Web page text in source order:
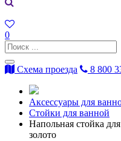
0
Схема проезда 8 800
Аксессуары для
Стойки для ванной
Напольная стойка
золото